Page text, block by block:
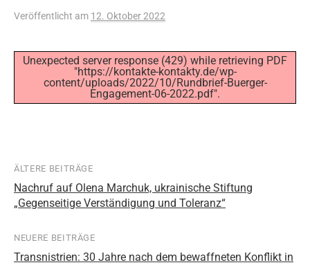
Veröffentlicht am 12. Oktober 2022
Unexpected server response (429) while retrieving PDF
"https://kontakte-kontakty.de/wp-
content/uploads/2022/10/Rundbrief-Buerger-
Engagement-06-2022.pdf".
Beitragsnavigation
ÄLTERE BEITRÄGE
Nachruf auf Olena Marchuk, ukrainische Stiftung
„Gegenseitige Verständigung und Toleranz“
NEUERE BEITRÄGE
Transnistrien: 30 Jahre nach dem bewaffneten Konflikt in